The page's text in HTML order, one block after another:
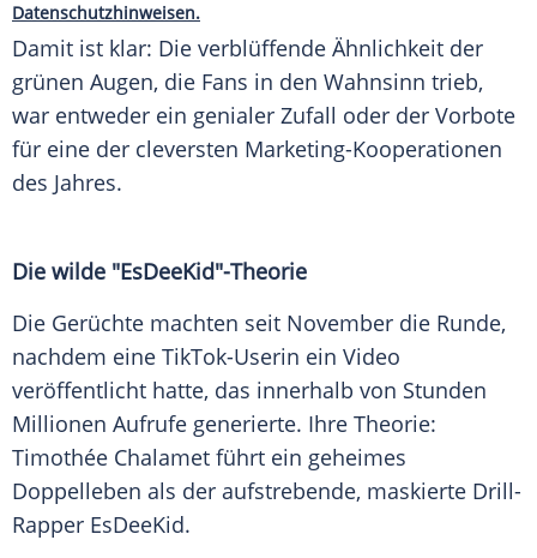
Datenschutzhinweisen.
Damit ist klar: Die verblüffende Ähnlichkeit der
grünen Augen, die Fans in den Wahnsinn trieb,
war entweder ein genialer Zufall oder der Vorbote
für eine der cleversten Marketing-Kooperationen
des Jahres.
Die wilde "EsDeeKid"-Theorie
Die Gerüchte machten seit November die Runde,
nachdem eine TikTok-Userin ein Video
veröffentlicht hatte, das innerhalb von Stunden
Millionen Aufrufe generierte. Ihre Theorie:
Timothée Chalamet führt ein geheimes
Doppelleben als der aufstrebende, maskierte Drill-
Rapper EsDeeKid.